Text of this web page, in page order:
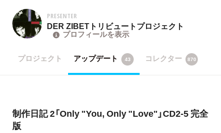
PRESENTER
DER ZIBETトリビュートプロジェクト
プロフィールを表示
プロジェクト アップデート 43 コレクター 870
制作日記 2「Only "You, Only "Love"」CD2-5 完全
版